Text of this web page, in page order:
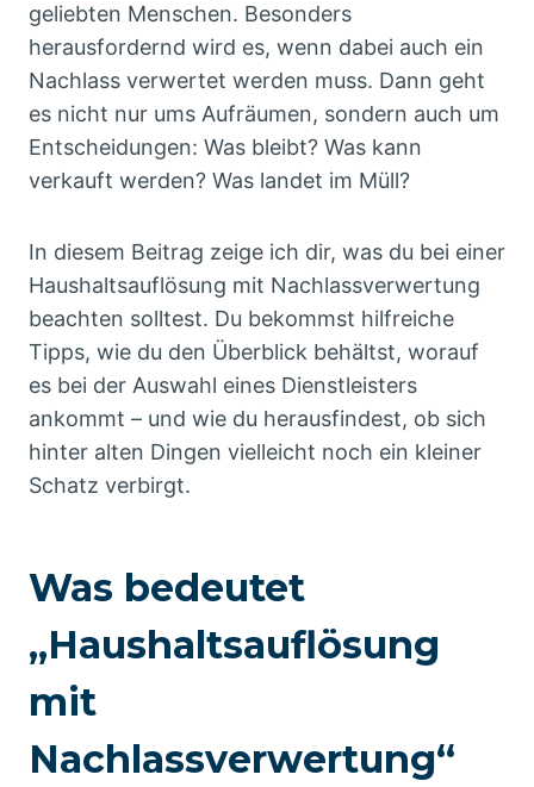
geliebten Menschen. Besonders
herausfordernd wird es, wenn dabei auch ein
Nachlass verwertet werden muss. Dann geht
es nicht nur ums Aufräumen, sondern auch um
Entscheidungen: Was bleibt? Was kann
verkauft werden? Was landet im Müll?
In diesem Beitrag zeige ich dir, was du bei einer
Haushaltsauflösung mit Nachlassverwertung
beachten solltest. Du bekommst hilfreiche
Tipps, wie du den Überblick behältst, worauf
es bei der Auswahl eines Dienstleisters
ankommt – und wie du herausfindest, ob sich
hinter alten Dingen vielleicht noch ein kleiner
Schatz verbirgt.
Was bedeutet
„Haushaltsauflösung
mit
Nachlassverwertung“